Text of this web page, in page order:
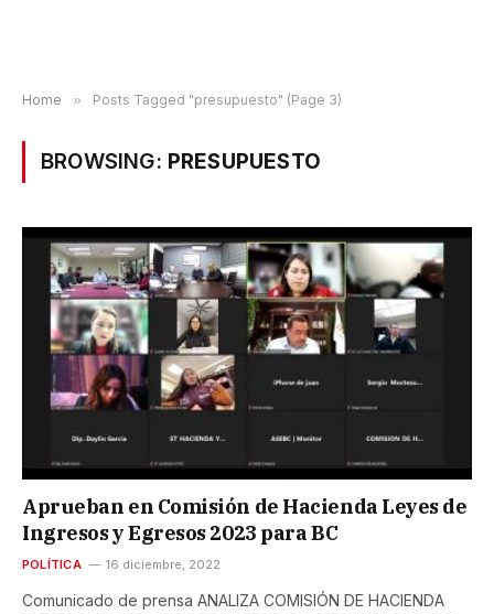
Home » Posts Tagged "presupuesto" (Page 3)
BROWSING: PRESUPUESTO
Aprueban en Comisión de Hacienda Leyes de
Ingresos y Egresos 2023 para BC
POLÍTICA 16 diciembre, 2022
Comunicado de prensa ANALIZA COMISIÓN DE HACIENDA